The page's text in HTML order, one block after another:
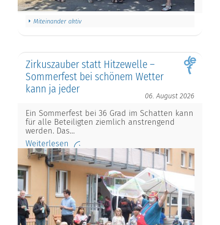
Miteinander aktiv
Zirkuszauber statt Hitzewelle –
Sommerfest bei schönem Wetter
kann ja jeder
06. August 2026
Ein Sommerfest bei 36 Grad im Schatten kann
für alle Beteiligten ziemlich anstrengend
werden. Das…
Weiterlesen